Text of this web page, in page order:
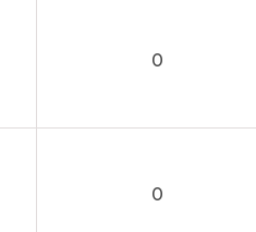
0
0